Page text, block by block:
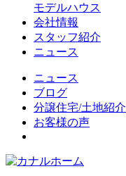
モデルハウス
会社情報
スタッフ紹介
ニュース
ニュース
ブログ
分譲住宅/土地紹介
お客様の声